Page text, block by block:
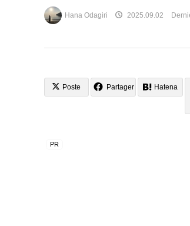
Hana Odagiri 2025.09.02
Poste Partager Hatena